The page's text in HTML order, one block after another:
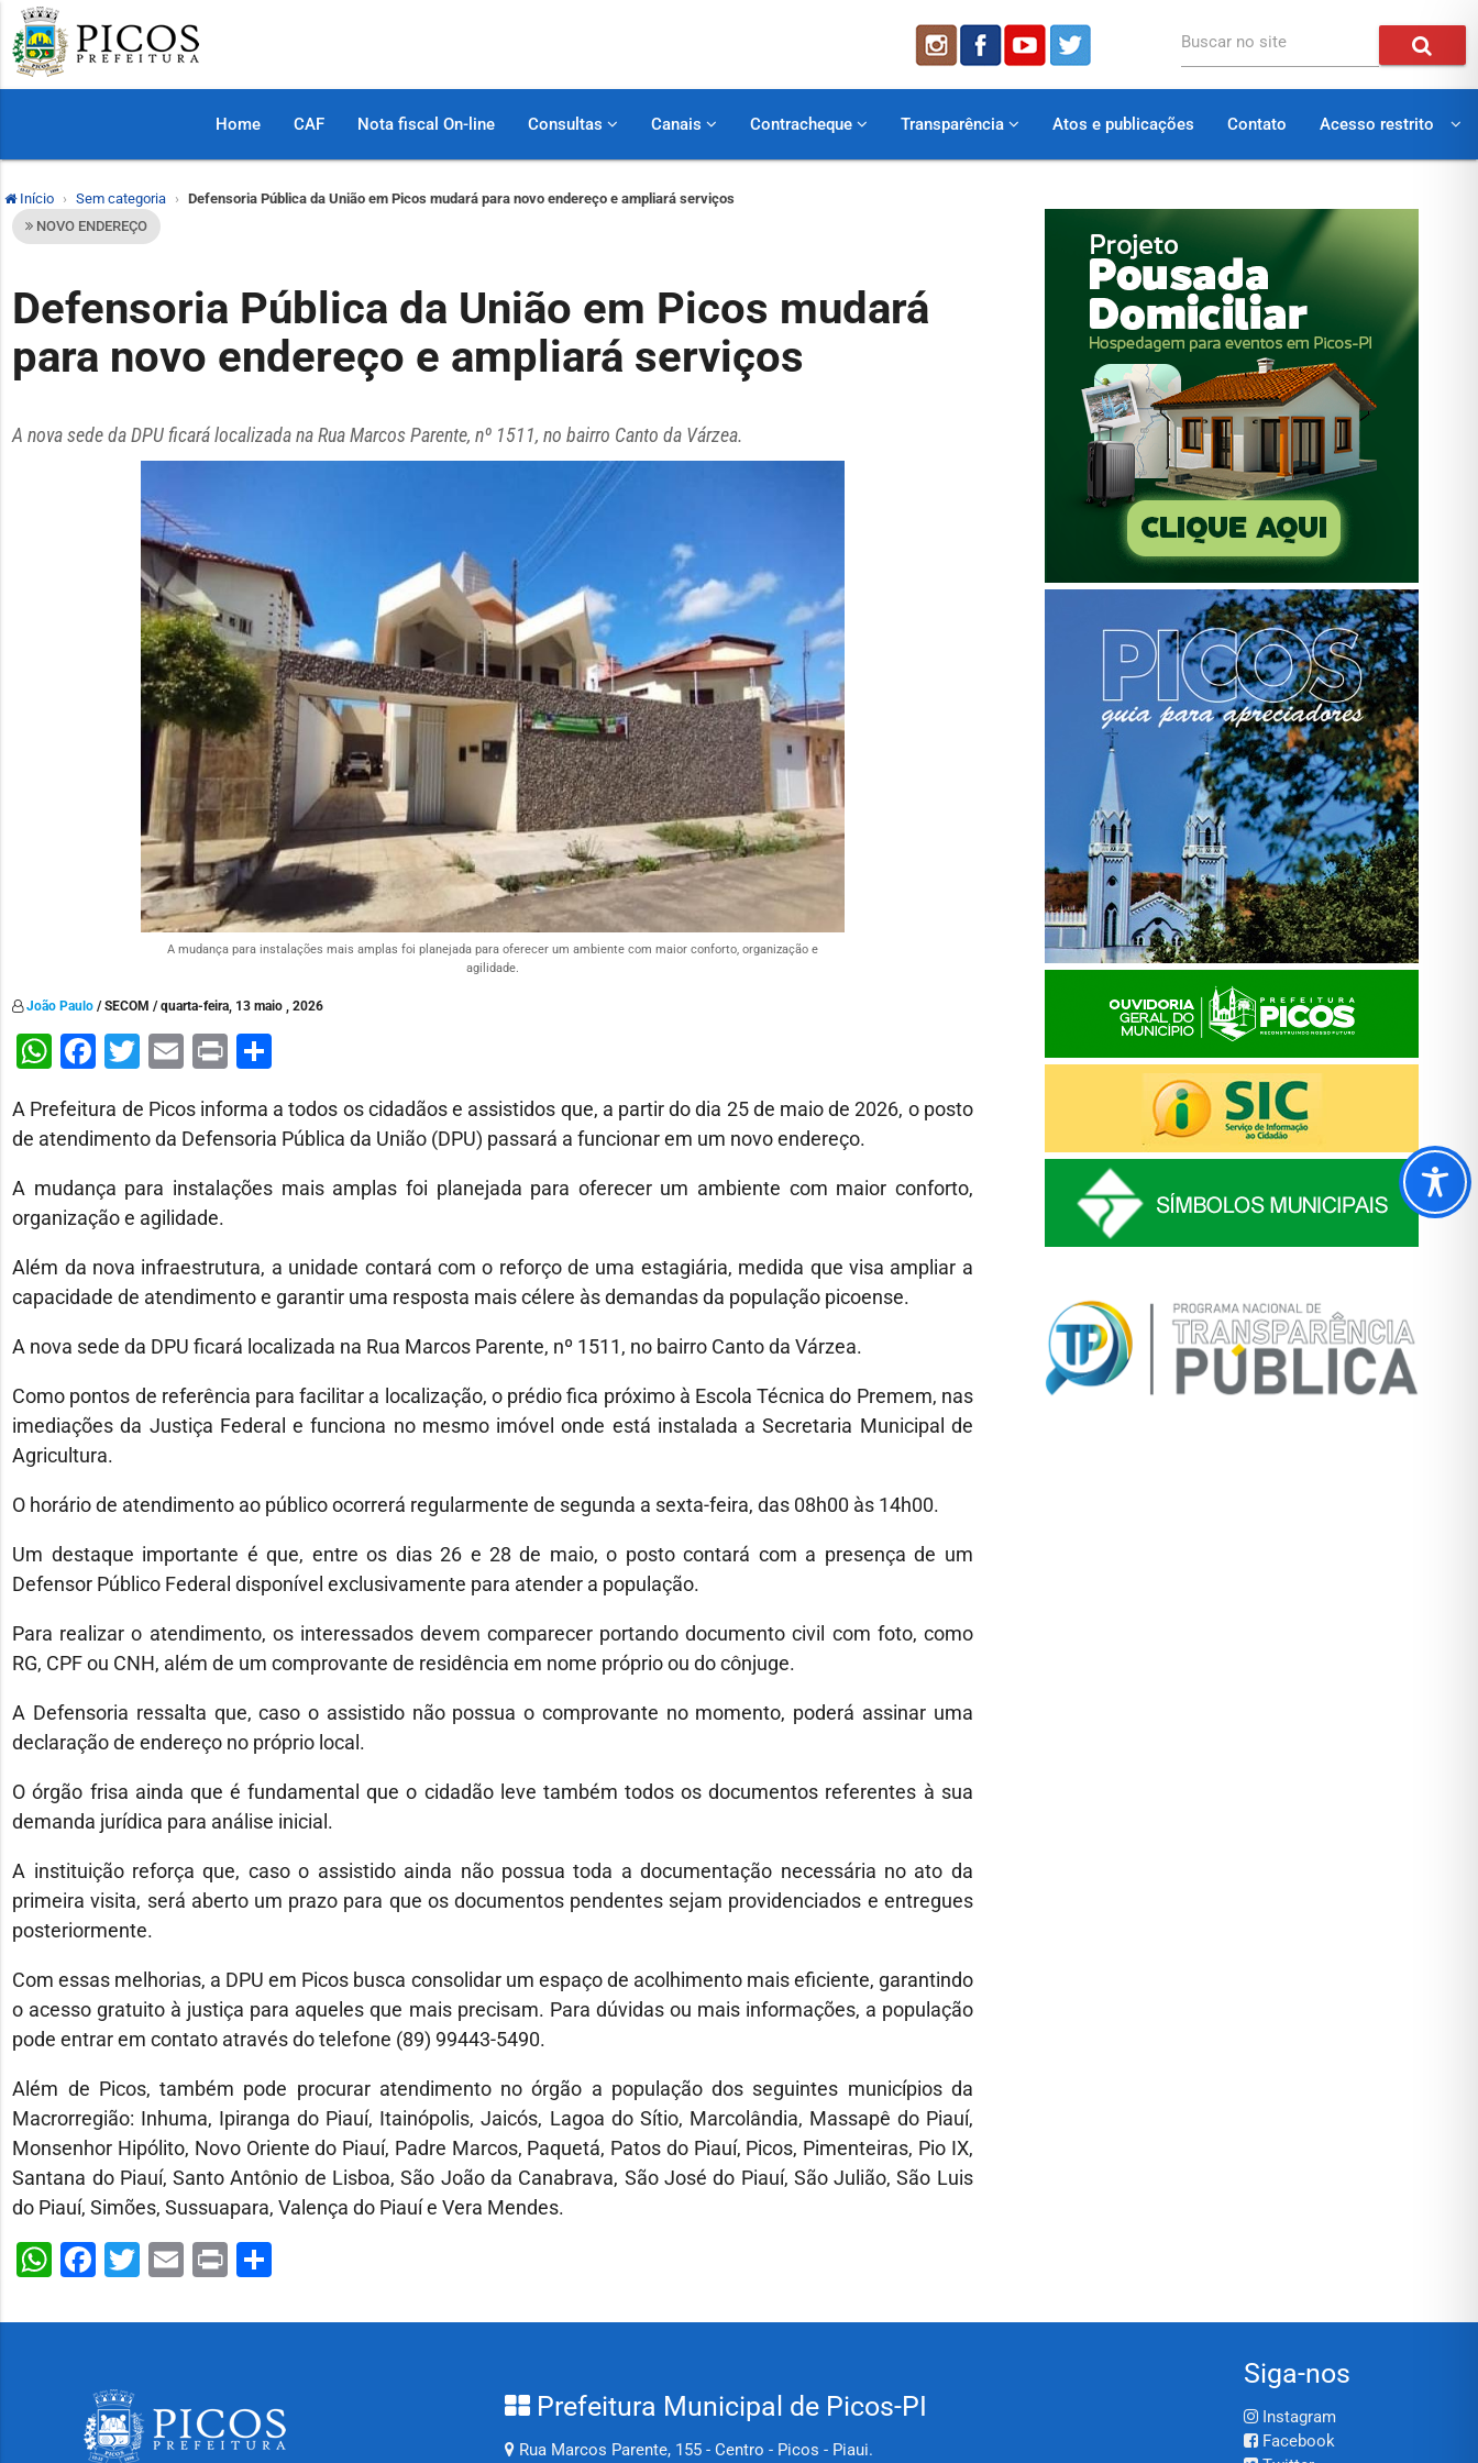
Buscar no site
Home CAF Nota fiscal On-line Consultas Canais Contracheque Transparência Atos e publicações Contato Acesso restrito
Início Sem categoria
Defensoria Pública da União em Picos mudará para novo endereço e ampliará serviços
NOVO ENDEREÇO
Defensoria Pública da União em Picos mudará
para novo endereço e ampliará serviços
A nova sede da DPU ficará localizada na Rua Marcos Parente, nº 1511, no bairro Canto da Várzea.
A mudança para instalações mais amplas foi planejada para oferecer um ambiente com maior conforto, organização e
agilidade.
João Paulo / SECOM / quarta-feira, 13 maio , 2026
WhatsApp
Facebook
Twitter
Email
Print
A Prefeitura de Picos informa a todos os cidadãos e assistidos que, a partir do dia 25 de maio de 2026, o posto
de atendimento da Defensoria Pública da União (DPU) passará a funcionar em um novo endereço.
A mudança para instalações mais amplas foi planejada para oferecer um ambiente com maior conforto,
organização e agilidade.
Além da nova infraestrutura, a unidade contará com o reforço de uma estagiária, medida que visa ampliar a
capacidade de atendimento e garantir uma resposta mais célere às demandas da população picoense.
A nova sede da DPU ficará localizada na Rua Marcos Parente, nº 1511, no bairro Canto da Várzea.
Como pontos de referência para facilitar a localização, o prédio fica próximo à Escola Técnica do Premem, nas
imediações da Justiça Federal e funciona no mesmo imóvel onde está instalada a Secretaria Municipal de
Agricultura.
O horário de atendimento ao público ocorrerá regularmente de segunda a sexta-feira, das 08h00 às 14h00.
Um destaque importante é que, entre os dias 26 e 28 de maio, o posto contará com a presença de um
Defensor Público Federal disponível exclusivamente para atender a população.
Para realizar o atendimento, os interessados devem comparecer portando documento civil com foto, como
RG, CPF ou CNH, além de um comprovante de residência em nome próprio ou do cônjuge.
A Defensoria ressalta que, caso o assistido não possua o comprovante no momento, poderá assinar uma
declaração de endereço no próprio local.
O órgão frisa ainda que é fundamental que o cidadão leve também todos os documentos referentes à sua
demanda jurídica para análise inicial.
A instituição reforça que, caso o assistido ainda não possua toda a documentação necessária no ato da
primeira visita, será aberto um prazo para que os documentos pendentes sejam providenciados e entregues
posteriormente.
Com essas melhorias, a DPU em Picos busca consolidar um espaço de acolhimento mais eficiente, garantindo
o acesso gratuito à justiça para aqueles que mais precisam. Para dúvidas ou mais informações, a população
pode entrar em contato através do telefone (89) 99443-5490.
Além de Picos, também pode procurar atendimento no órgão a população dos seguintes municípios da
Macrorregião: Inhuma, Ipiranga do Piauí, Itainópolis, Jaicós, Lagoa do Sítio, Marcolândia, Massapê do Piauí,
Monsenhor Hipólito, Novo Oriente do Piauí, Padre Marcos, Paquetá, Patos do Piauí, Picos, Pimenteiras, Pio IX,
Santana do Piauí, Santo Antônio de Lisboa, São João da Canabrava, São José do Piauí, São Julião, São Luis
do Piauí, Simões, Sussuapara, Valença do Piauí e Vera Mendes.
WhatsApp
Facebook
Twitter
Email
Print
Prefeitura Municipal de Picos-PI
Rua Marcos Parente, 155 - Centro - Picos - Piaui.
Siga-nos
Instagram
Facebook